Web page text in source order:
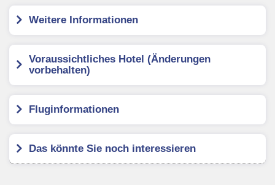
Weitere Informationen
Voraussichtliches Hotel (Änderungen
vorbehalten)
Fluginformationen
Das könnte Sie noch interessieren